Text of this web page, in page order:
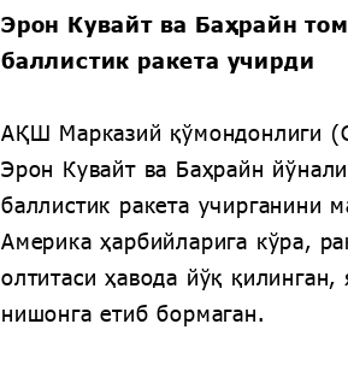
Эрон Кувайт ва Баҳрайн
баллистик ракета учирди
АҚШ Марказий қўмондонлиги
Эрон Кувайт ва Баҳрайн
баллистик ракета учирганини
Америка ҳарбийларига кўра,
олтитаси ҳавода йўқ қилинган,
нишонга етиб бормаган.